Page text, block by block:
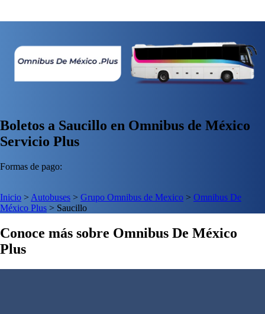
Boletos a Saucillo en Omnibus de México
Servicio Plus
Formas de pago:
Inicio > Autobuses > Grupo Omnibus de Mexico > Omnibus De
México Plus > Saucillo
Conoce más sobre Omnibus De México
Plus